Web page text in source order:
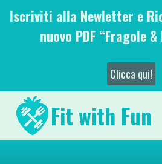
SaltaIscriviti alla Newletter e
nuovo PDF “Fragole &
Clicca qui!
Fit with Fun